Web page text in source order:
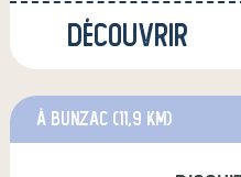
Découvrir
à Bunzac (11,9 km)